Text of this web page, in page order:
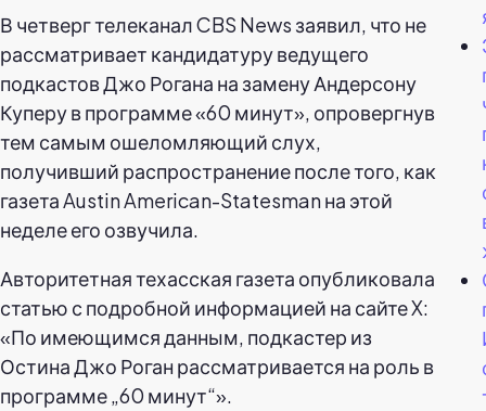
В четверг телеканал CBS News заявил, что не
рассматривает кандидатуру ведущего
подкастов Джо Рогана на замену Андерсону
Куперу в программе «60 минут», опровергнув
тем самым ошеломляющий слух,
получивший распространение после того, как
газета Austin American-Statesman на этой
неделе его озвучила.
Авторитетная техасская газета опубликовала
статью с подробной информацией на сайте X:
«По имеющимся данным, подкастер из
Остина Джо Роган рассматривается на роль в
программе „60 минут“».